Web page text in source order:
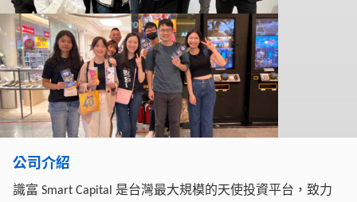
公司介紹
識富 Smart Capital 是台灣最大規模的天使投資平台，致力